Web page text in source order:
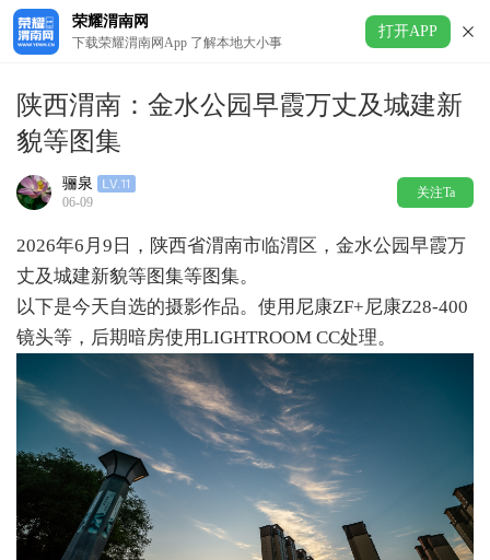
荣耀渭南网
下载荣耀渭南网App 了解本地大小事
打开APP
陕西渭南：金水公园早霞万丈及城建新
貌等图集
骊泉
06-09
关注Ta
2026年6月9日，陕西省渭南市临渭区，金水公园早霞万
丈及城建新貌等图集等图集。
以下是今天自选的摄影作品。使用尼康ZF+尼康Z28-400
镜头等，后期暗房使用LIGHTROOM CC处理。